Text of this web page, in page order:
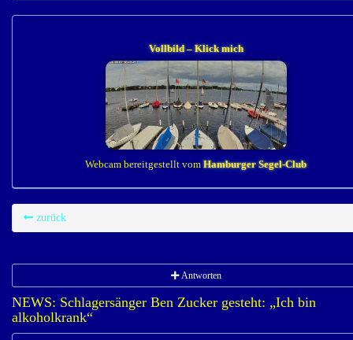
Vollbild – Klick mich
Webcam bereitgestellt vom Hamburger Segel-Club
zurück
Antworten
NEWS: Schlagersänger Ben Zucker gesteht: „Ich bin
alkoholkrank“